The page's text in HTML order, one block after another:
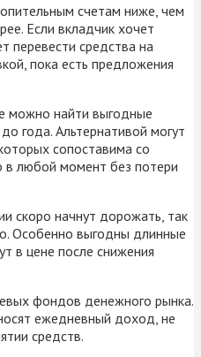
счетам ниже, чем
Если вкладчик хочет
перевести средства на
пока есть предложения
можно найти выгодные
года. Альтернативой могут
сопоставима со
любой момент без потери
скоро начнут дорожать, так
Особенно выгодны длинные
в цене после снижения
фондов денежного рынка.
ежедневный доход, не
средств.